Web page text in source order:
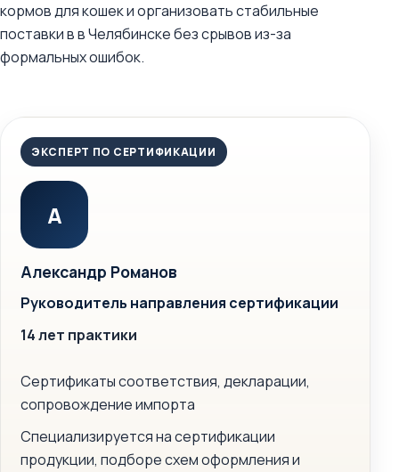
кормов для кошек и организовать стабильные
поставки в в Челябинске без срывов из-за
формальных ошибок.
ЭКСПЕРТ ПО СЕРТИФИКАЦИИ
А
Александр Романов
Руководитель направления сертификации
14 лет практики
Сертификаты соответствия, декларации,
сопровождение импорта
Специализируется на сертификации
продукции, подборе схем оформления и